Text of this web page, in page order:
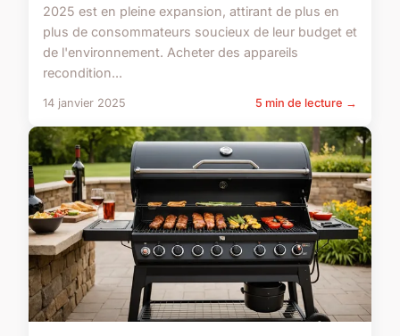
2025 est en pleine expansion, attirant de plus en
plus de consommateurs soucieux de leur budget et
de l'environnement. Acheter des appareils
recondition...
14 janvier 2025 5 min de lecture →